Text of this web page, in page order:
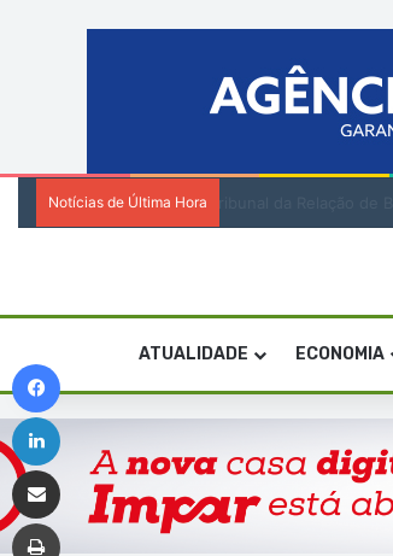
Notícias de Última Hora
ATUALIDADE ECONOMIA
Linkedin
Imprimir